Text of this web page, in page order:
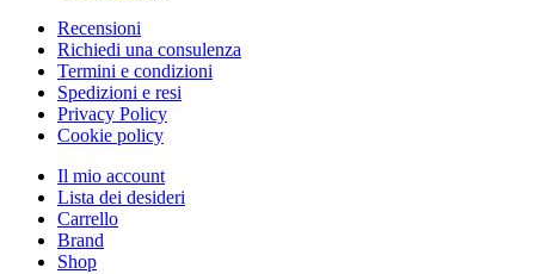
Recensioni
Richiedi una consulenza
Termini e condizioni
Spedizioni e resi
Privacy Policy
Cookie policy
Il mio account
Lista dei desideri
Carrello
Brand
Shop